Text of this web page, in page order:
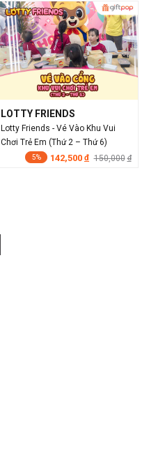
LOTTY FRIENDS
Lotty Friends - Vé Vào Khu Vui
Chơi Trẻ Em (Thứ 2 – Thứ 6)
5% 142,500 đ 150,000 đ